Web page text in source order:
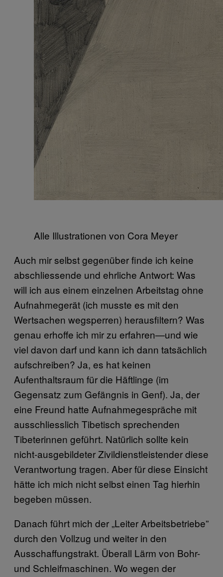
Alle Illustrationen von Cora Meyer
Auch mir selbst gegenüber finde ich keine
abschliessende und ehrliche Antwort: Was
will ich aus einem einzelnen Arbeitstag ohne
Aufnahmegerät (ich musste es mit den
Wertsachen wegsperren) herausfiltern? Was
genau erhoffe ich mir zu erfahren—und wie
viel davon darf und kann ich dann tatsächlich
aufschreiben? Ja, es hat keinen
Aufenthaltsraum für die Häftlinge (im
Gegensatz zum Gefängnis in Genf). Ja, der
eine Freund hatte Aufnahmegespräche mit
ausschliesslich Tibetisch sprechenden
Tibeterinnen geführt. Natürlich sollte kein
nicht-ausgebildeter Zivildienstleistender diese
Verantwortung tragen. Aber für diese Einsicht
hätte ich mich nicht selbst einen Tag hierhin
begeben müssen.
Danach führt mich der „Leiter Arbeitsbetriebe”
durch den Vollzug und weiter in den
Ausschaffungstrakt. Überall Lärm von Bohr-
und Schleifmaschinen. Wo wegen der